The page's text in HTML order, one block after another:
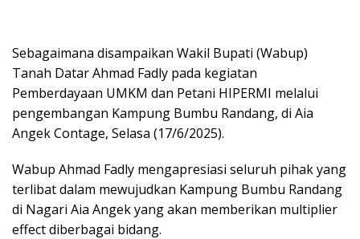
Sebagaimana disampaikan Wakil Bupati (Wabup)
Tanah Datar Ahmad Fadly pada kegiatan
Pemberdayaan UMKM dan Petani HIPERMI melalui
pengembangan Kampung Bumbu Randang, di Aia
Angek Contage, Selasa (17/6/2025).
Wabup Ahmad Fadly mengapresiasi seluruh pihak yang
terlibat dalam mewujudkan Kampung Bumbu Randang
di Nagari Aia Angek yang akan memberikan multiplier
effect diberbagai bidang.